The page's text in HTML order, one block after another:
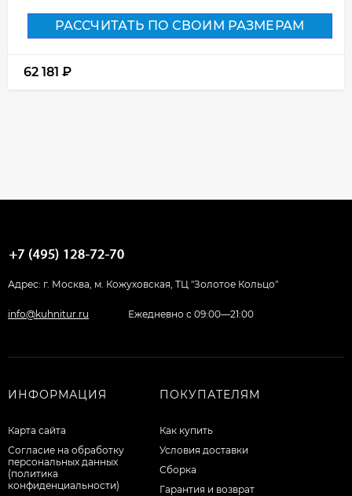
РАССЧИТАТЬ ПО СВОИМ РАЗМЕРАМ
62 181 ₽
Адрес: г. Москва, м. Кожуховская, ТЦ "Золотое Кольцо"
info@kuhnitur.ru Ежедневно с 09:00—21:00
ИНФОРМАЦИЯ
Карта сайта
Согласие на обработку
персональных данных
(политика
конфиденциальности)
ПОКУПАТЕЛЯМ
Как купить
Условия доставки
Сборка
Гарантия и возврат